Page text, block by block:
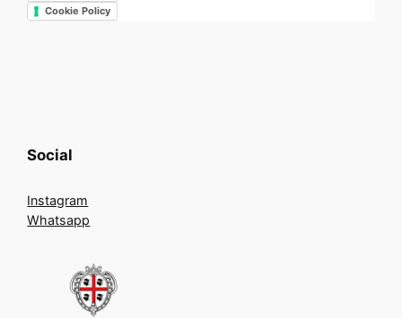
Cookie Policy
Social
Instagram
Whatsapp